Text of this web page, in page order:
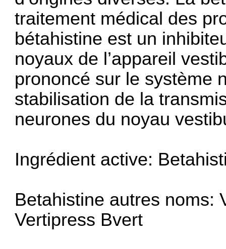
traitement médical des
bétahistine est un
noyaux de l’appareil
prononcé sur le système
stabilisation de la
neurones du noyau
Ingrédient active:
Betahistine autres noms:
Vertipress Bvert